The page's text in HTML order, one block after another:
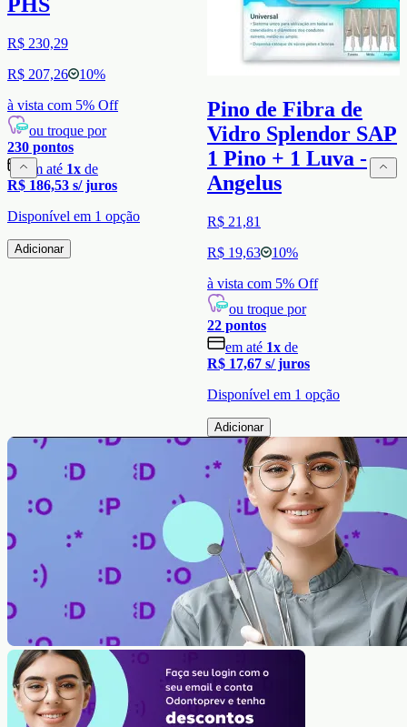
R$ 230,29
R$ 207,26
10%
à vista com 5% Off
ou troque por
230 pontos
em até 1x de
R$ 186,53 s/ juros
Disponível em 1 opção
Adicionar
Pino de Fibra de
Vidro Splendor SAP
1 Pino + 1 Luva -
Angelus
R$ 21,81
R$ 19,63
10%
à vista com 5% Off
ou troque por
22 pontos
em até 1x de
R$ 17,67 s/ juros
Disponível em 1 opção
Adicionar